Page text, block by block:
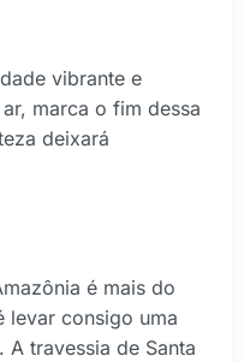
vibrante e
marca o fim dessa
deixará
é mais do
levar consigo uma
travessia de Santa